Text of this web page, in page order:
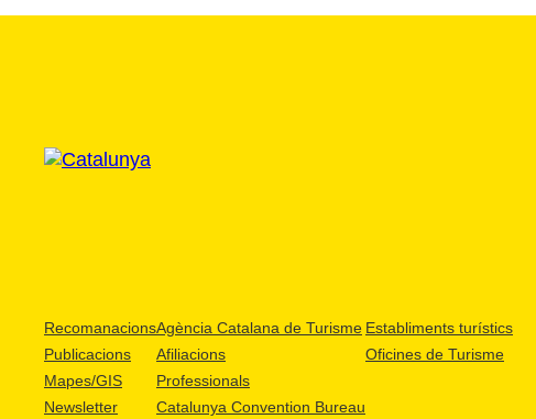
Recomanacions
Publicacions
Mapes/GIS
Newsletter
Agència Catalana de Turisme
Afiliacions
Professionals
Catalunya Convention Bureau
Establiments turístics
Oficines de Turisme